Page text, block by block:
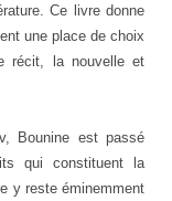
Ce livre donne
une place de choix
récit, la nouvelle et
Bounine est passé
qui constituent la
y reste éminemment